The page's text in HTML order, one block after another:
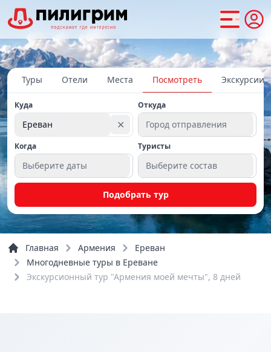
Туры Отели Места Посмотреть Экскурсии
Куда
Ереван ✕
Откуда
Город отправления
Когда
Выберите даты
Туристы
Выберите состав
Подобрать тур
Главная Армения
Ереван
Многодневные туры в Ереване
Экскурсионный тур "Армения моей мечты", 8 дней